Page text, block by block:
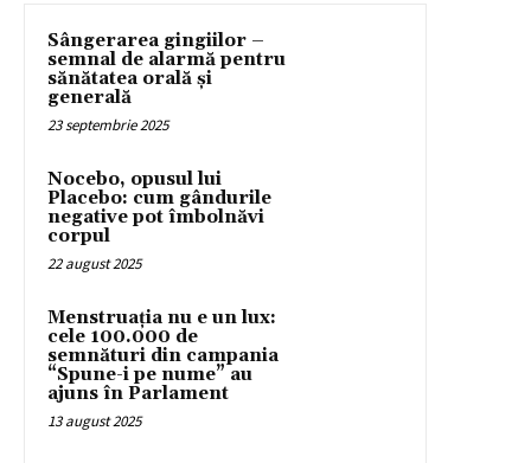
Sângerarea gingiilor –
semnal de alarmă pentru
sănătatea orală și
generală
23 septembrie 2025
Nocebo, opusul lui
Placebo: cum gândurile
negative pot îmbolnăvi
corpul
22 august 2025
Menstruația nu e un lux:
cele 100.000 de
semnături din campania
“Spune-i pe nume” au
ajuns în Parlament
13 august 2025